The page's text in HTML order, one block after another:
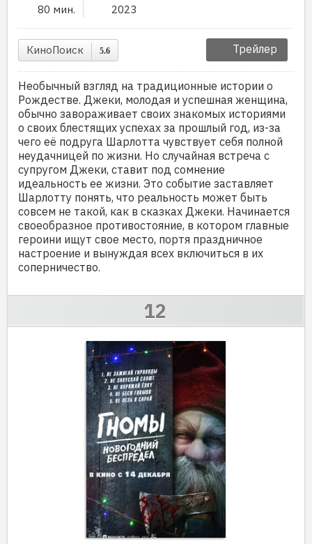
80 мин. 2023
КиноПоиск 5.6 Трейлер
Необычный взгляд на традиционные истории о
Рождестве. Джеки, молодая и успешная женщина,
обычно завораживает своих знакомых историями
о своих блестящих успехах за прошлый год, из-за
чего её подруга Шарлотта чувствует себя полной
неудачницей по жизни. Но случайная встреча с
супругом Джеки, ставит под сомнение
идеальность ее жизни. Это событие заставляет
Шарлотту понять, что реальность может быть
совсем не такой, как в сказках Джеки. Начинается
своеобразное противостояние, в котором главные
героини ищут свое место, портя праздничное
настроение и вынуждая всех включиться в их
соперничество.